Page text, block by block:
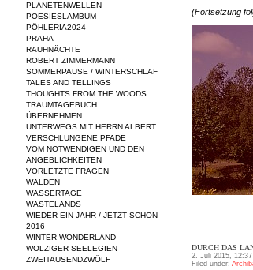
PLANETENWELLEN
POESIESLAMBUM
PÖHLERIA2024
PRAHA
RAUHNÄCHTE
ROBERT ZIMMERMANN
SOMMERPAUSE / WINTERSCHLAF
TALES AND TELLINGS
THOUGHTS FROM THE WOODS
TRAUMTAGEBUCH
ÜBERNEHMEN
UNTERWEGS MIT HERRN ALBERT
VERSCHLUNGENE PFADE
VOM NOTWENDIGEN UND DEN
ANGEBLICHKEITEN
VORLETZTE FRAGEN
WALDEN
WASSERTAGE
WASTELANDS
WIEDER EIN JAHR / JETZT SCHON
2016
WINTER WONDERLAND
WOLZIGER SEELEGIEN
ZWEITAUSENDZWÖLF
(Fortsetzung
DURCH DAS
2. Juli 2015, 12:37
Filed under: